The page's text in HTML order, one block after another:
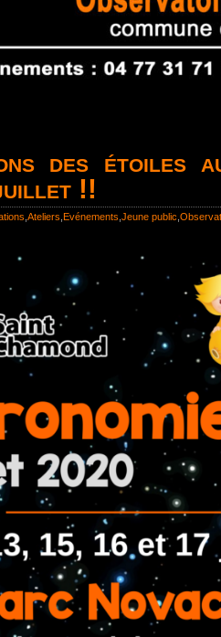
des étoiles
juillet !!
Ateliers Evénements Jeune public